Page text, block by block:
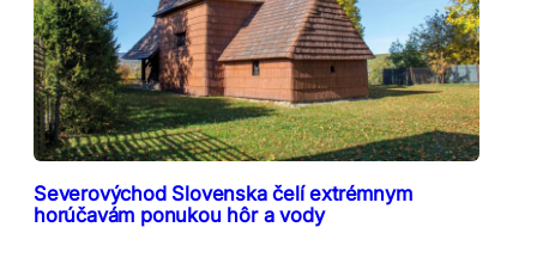
Severovýchod Slovenska čelí extrémnym
horúčavám ponukou hôr a vody